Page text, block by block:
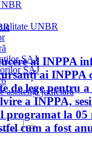
UNBR
SAJ
SAJ
asistență judiciară
al INPPA
ai INPPA
de lege pentru a
a INPPA,
programat la 05
cum a fost